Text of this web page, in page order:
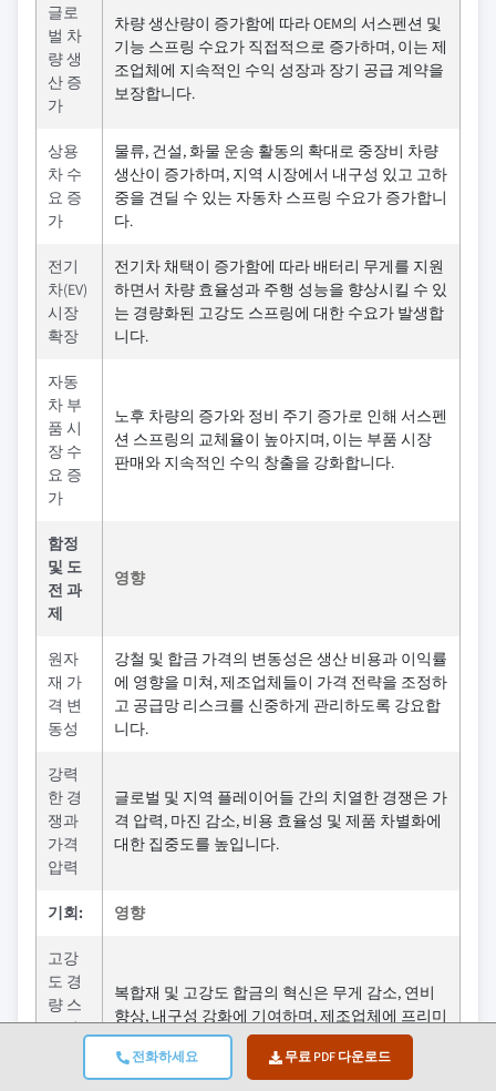
전화하세요 무료 PDF 다운로드
글로
벌 차
량 생
산 증
가
차량 생산량이 증가함에 따라 OEM의 서스펜션 및
기능 스프링 수요가 직접적으로 증가하며, 이는 제
조업체에 지속적인 수익 성장과 장기 공급 계약을
보장합니다.
상용
차 수
요 증
가
물류, 건설, 화물 운송 활동의 확대로 중장비 차량
생산이 증가하며, 지역 시장에서 내구성 있고 고하
중을 견딜 수 있는 자동차 스프링 수요가 증가합니
다.
전기
차(EV)
시장
확장
전기차 채택이 증가함에 따라 배터리 무게를 지원
하면서 차량 효율성과 주행 성능을 향상시킬 수 있
는 경량화된 고강도 스프링에 대한 수요가 발생합
니다.
자동
차 부
품 시
장 수
요 증
가
노후 차량의 증가와 정비 주기 증가로 인해 서스펜
션 스프링의 교체율이 높아지며, 이는 부품 시장
판매와 지속적인 수익 창출을 강화합니다.
함정
및 도
전 과
제
영향
원자
재 가
격 변
동성
강철 및 합금 가격의 변동성은 생산 비용과 이익률
에 영향을 미쳐, 제조업체들이 가격 전략을 조정하
고 공급망 리스크를 신중하게 관리하도록 강요합
니다.
강력
한 경
쟁과
가격
압력
글로벌 및 지역 플레이어들 간의 치열한 경쟁은 가
격 압력, 마진 감소, 비용 효율성 및 제품 차별화에
대한 집중도를 높입니다.
기회: 영향
고강
도 경
량 스
프링
복합재 및 고강도 합금의 혁신은 무게 감소, 연비
향상, 내구성 강화에 기여하며, 제조업체에 프리미
엄 제품 기회 창출